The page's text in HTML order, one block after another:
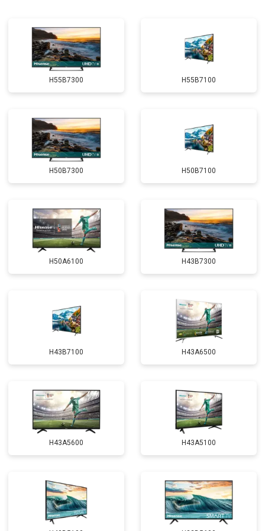
H55B7300 H55B7100
H50B7300 H50B7100
H50A6100 H43B7300
H43B7100 H43A6500
H43A5600 H43A5100